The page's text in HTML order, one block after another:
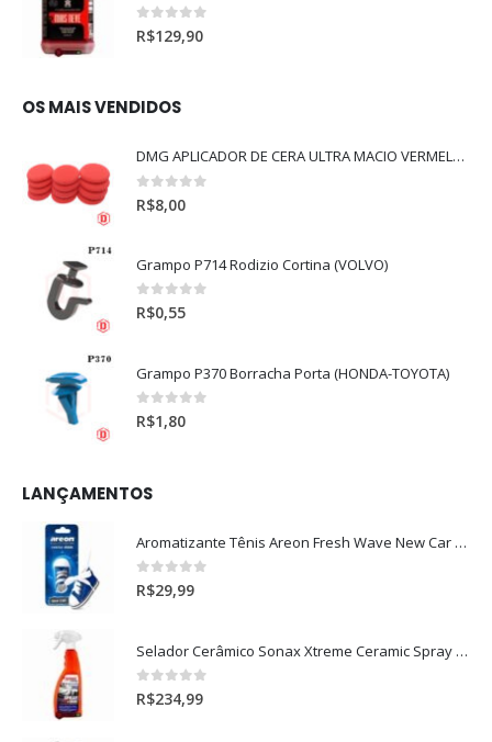
0 out of 5
R$129,90
OS MAIS VENDIDOS
DMG APLICADOR DE CERA ULTRA MACIO VERMELHO l
0 out of 5
R$8,00
Grampo P714 Rodizio Cortina (VOLVO)
0out of 5
R$0,55
Grampo P370 Borracha Porta (HONDA-TOYOTA)
0out of 5
R$1,80
LANÇAMENTOS
Aromatizante Tênis Areon Fresh Wave New Car / Carro Novo
0out of 5
R$29,99
Selador Cerâmico Sonax Xtreme Ceramic Spray + Seal (750ml)
0out of 5
R$234,99